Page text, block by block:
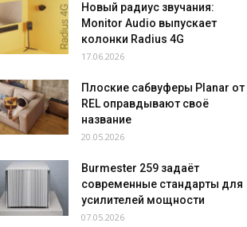
Новый радиус звучания:
Monitor Audio выпускает
колонки Radius 4G
17.06.2026
Плоские сабвуферы Planar от
REL оправдывают своё
название
20.05.2026
Burmester 259 задаёт
современные стандарты для
усилителей мощности
07.05.2026